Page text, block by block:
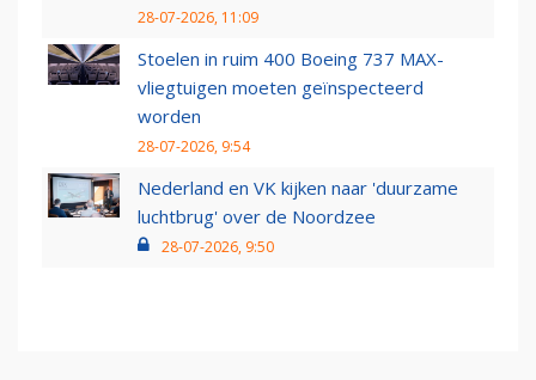
28-07-2026, 11:09
Stoelen in ruim 400 Boeing 737 MAX-
vliegtuigen moeten geïnspecteerd
worden
28-07-2026, 9:54
Nederland en VK kijken naar 'duurzame
luchtbrug' over de Noordzee
28-07-2026, 9:50